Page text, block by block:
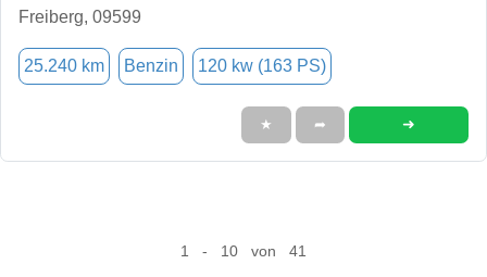
Freiberg, 09599
25.240 km Benzin 120 kw (163 PS)
★ ➦ ➜
1 - 10 von 41